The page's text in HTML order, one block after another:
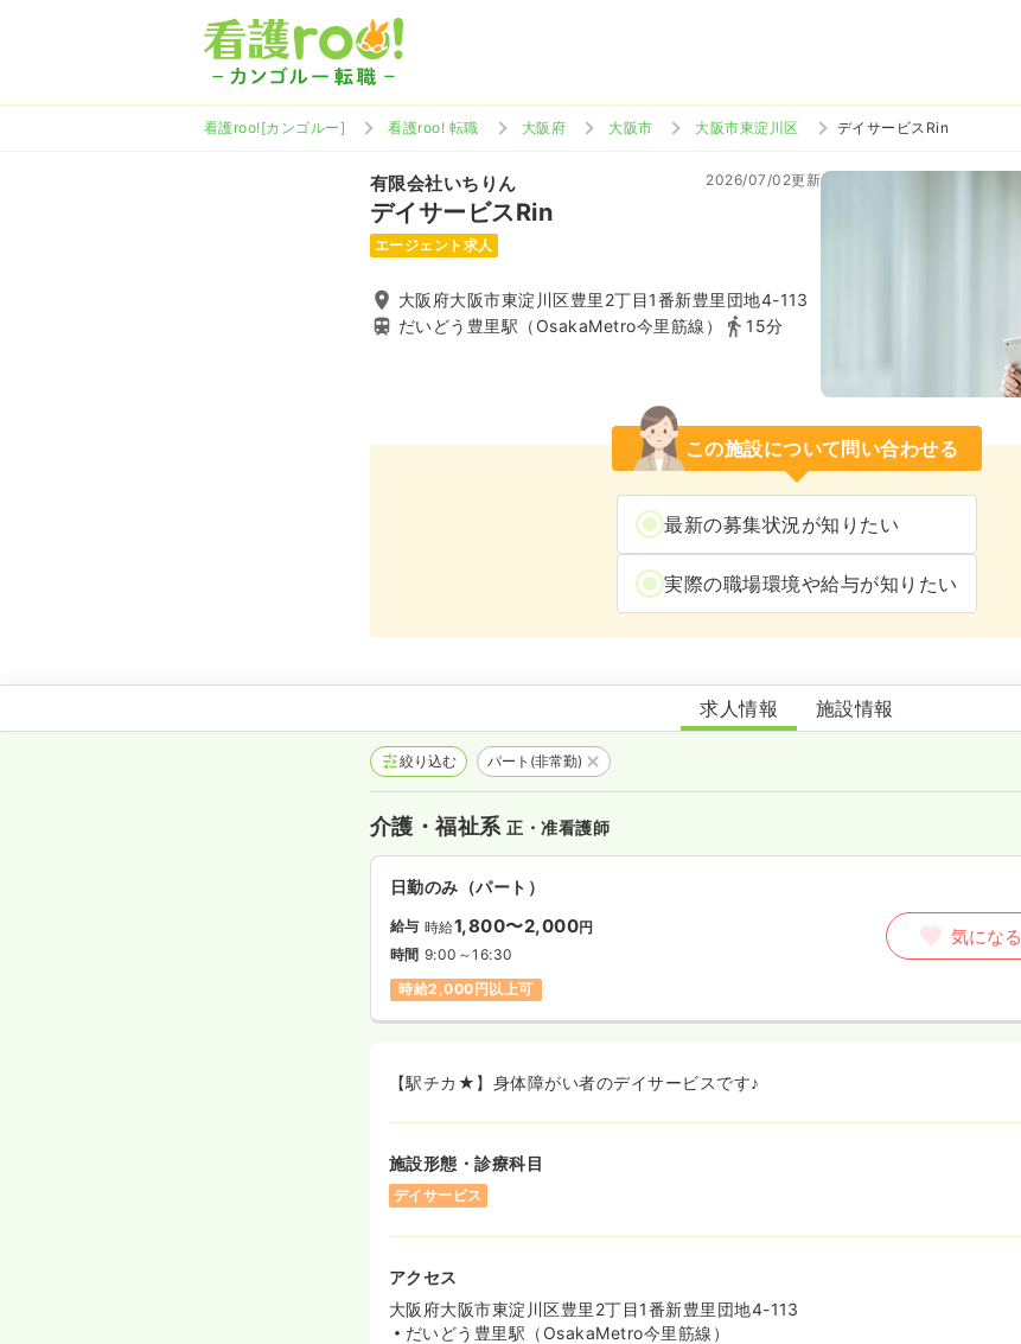
看護roo![カンゴルー] 看護roo! 転職 大阪府 大阪市 大阪市東淀川区 デイサービスRin
有限会社いちりん
デイサービスRin
2026/07/02更新
エージェント求人
大阪府大阪市東淀川区豊里2丁目1番新豊里団地4-113
だいどう豊里駅（OsakaMetro今里筋線）
15分
この施設について問い合わせる
最新の募集状況が知りたい
実際の職場環境や給与が知りたい
デイサービスRin
求人情報 施設情報
絞り込む パート(非常勤)
介護・福祉系正・准看護師
日勤のみ（パート）
給与 時給1,800〜2,000円
時間 9:00～16:30
時給2,000円以上可
気になる
【駅チカ★】身体障がい者のデイサービスです♪
施設形態・診療科目
デイサービス
アクセス
大阪府大阪市東淀川区豊里2丁目1番新豊里団地4-113
だいどう豊里駅（OsakaMetro今里筋線）